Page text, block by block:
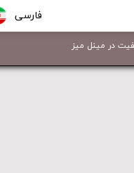
فارسی
در مینل میز